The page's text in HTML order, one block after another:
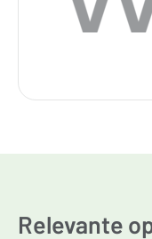
Relevante